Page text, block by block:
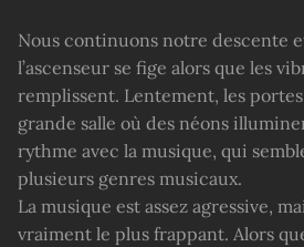
Nous continuons notre descente
l’ascenseur se fige alors que les
remplissent. Lentement, les
grande salle où des néons
rythme avec la musique, qui
plusieurs genres musicaux.
La musique est assez agressive,
vraiment le plus frappant. Alors